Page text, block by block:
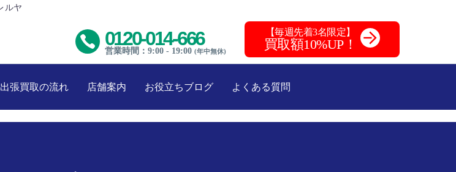
ルヤ
0120-014-666
営業時間：9:00 - 19:00 (年中無休)
【毎週先着3名限定】
買取額10%UP！
出張買取の流れ 店舗案内 お役立ちブログ よくある質問